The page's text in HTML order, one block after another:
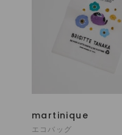
martinique
エコバッグ